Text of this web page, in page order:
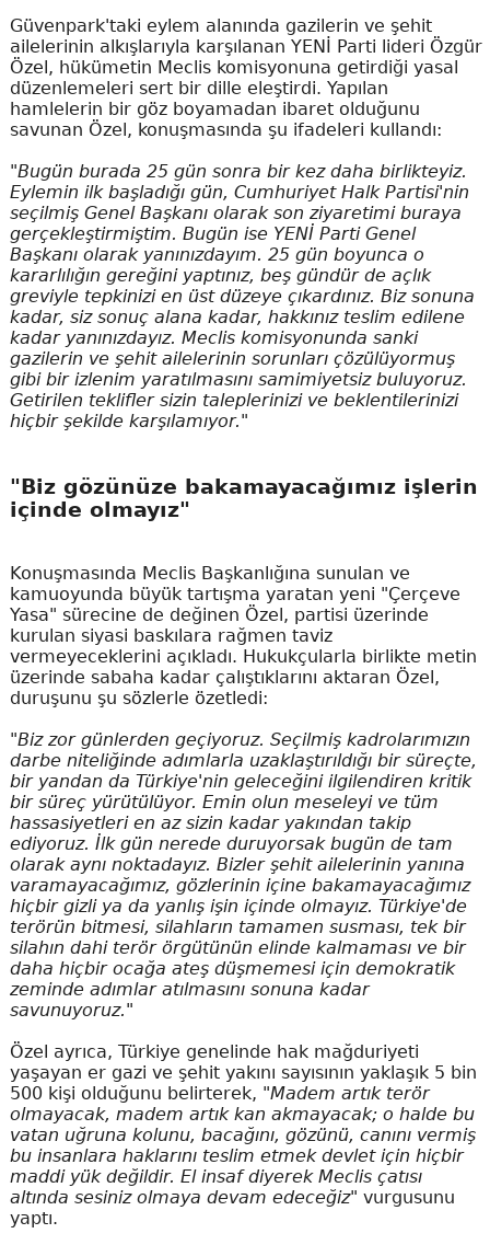
Güvenpark'taki eylem alanında gazilerin ve şehit
ailelerinin alkışlarıyla karşılanan YENİ Parti lideri Özgür
Özel, hükümetin Meclis komisyonuna getirdiği yasal
düzenlemeleri sert bir dille eleştirdi. Yapılan
hamlelerin bir göz boyamadan ibaret olduğunu
savunan Özel, konuşmasında şu ifadeleri kullandı:
"Bugün burada 25 gün sonra bir kez daha birlikteyiz.
Eylemin ilk başladığı gün, Cumhuriyet Halk Partisi'nin
seçilmiş Genel Başkanı olarak son ziyaretimi buraya
gerçekleştirmiştim. Bugün ise YENİ Parti Genel
Başkanı olarak yanınızdayım. 25 gün boyunca o
kararlılığın gereğini yaptınız, beş gündür de açlık
greviyle tepkinizi en üst düzeye çıkardınız. Biz sonuna
kadar, siz sonuç alana kadar, hakkınız teslim edilene
kadar yanınızdayız. Meclis komisyonunda sanki
gazilerin ve şehit ailelerinin sorunları çözülüyormuş
gibi bir izlenim yaratılmasını samimiyetsiz buluyoruz.
Getirilen teklifler sizin taleplerinizi ve beklentilerinizi
hiçbir şekilde karşılamıyor."
"Biz gözünüze bakamayacağımız işlerin
içinde olmayız"
Konuşmasında Meclis Başkanlığına sunulan ve
kamuoyunda büyük tartışma yaratan yeni "Çerçeve
Yasa" sürecine de değinen Özel, partisi üzerinde
kurulan siyasi baskılara rağmen taviz
vermeyeceklerini açıkladı. Hukukçularla birlikte metin
üzerinde sabaha kadar çalıştıklarını aktaran Özel,
duruşunu şu sözlerle özetledi:
"Biz zor günlerden geçiyoruz. Seçilmiş kadrolarımızın
darbe niteliğinde adımlarla uzaklaştırıldığı bir süreçte,
bir yandan da Türkiye'nin geleceğini ilgilendiren kritik
bir süreç yürütülüyor. Emin olun meseleyi ve tüm
hassasiyetleri en az sizin kadar yakından takip
ediyoruz. İlk gün nerede duruyorsak bugün de tam
olarak aynı noktadayız. Bizler şehit ailelerinin yanına
varamayacağımız, gözlerinin içine bakamayacağımız
hiçbir gizli ya da yanlış işin içinde olmayız. Türkiye'de
terörün bitmesi, silahların tamamen susması, tek bir
silahın dahi terör örgütünün elinde kalmaması ve bir
daha hiçbir ocağa ateş düşmemesi için demokratik
zeminde adımlar atılmasını sonuna kadar
savunuyoruz."
Özel ayrıca, Türkiye genelinde hak mağduriyeti
yaşayan er gazi ve şehit yakını sayısının yaklaşık 5 bin
500 kişi olduğunu belirterek, "Madem artık terör
olmayacak, madem artık kan akmayacak; o halde bu
vatan uğruna kolunu, bacağını, gözünü, canını vermiş
bu insanlara haklarını teslim etmek devlet için hiçbir
maddi yük değildir. El insaf diyerek Meclis çatısı
altında sesiniz olmaya devam edeceğiz" vurgusunu
yaptı.